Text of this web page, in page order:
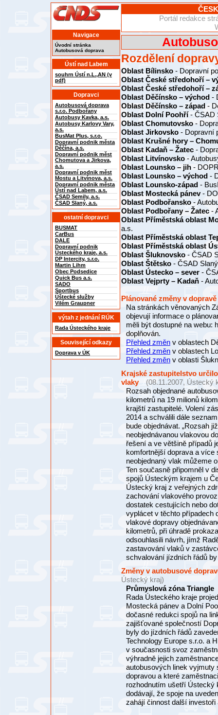
Navigace
Úvodní stránka
Autobusová doprava
Ústí nad Labem
souhrn Ústí n.L.,AN (v
pdf)
Dopravci
Autobusová doprava
s.r.o. Podbořany
Autobusy Kavka, a.s.
Autobusy Karlovy Vary,
a.s.
BusMat Plus, s.r.o.
Dopravní podnik města
Děčína, a.s.
Dopravní podnik měst
Chomutova a Jirkova,
a.s.
Dopravní podnik měst
Mostu a Litvínova, a.s.
Dopravní podnik města
Ústí nad Labem, a.s.
ČSAD Semily, a.s.
ČSAD Slaný, a.s.
ostatní dopravci
BUSMAT
CarBus
DALE
Dopravní podnik
Ústeckého kraje, a.s.
DP Intercity, s.r.o.
Martin Lihm
Obec Podsedice
Quick Bus a.s.
SADO
Sportbus
Úštecké služby
Vilém Graupner
výtah z jednání RÚK
Rada Ústeckého kraje
Související odkazy
Doprava v ÚK
Portál redakce
Rozdělení
Oblast Bílinsko - Dopravní
Oblast České středohoří –
Oblast České středohoří –
Oblast Děčínsko – východ -
Oblast Děčínsko – západ -
Oblast Dolní Poohří- ČSAD
Oblast Chomutovsko -
Oblast Jirkovsko - Dopravní
Oblast Krušné hory –
Oblast Kadaň – Žatec-
Oblast Litvínovsko-
Oblast Lounsko – jih -
Oblast Lounsko – východ -
Oblast Lounsko-západ -
Oblast Mostecká pánev-
Oblast Podbořansko-
Oblast Podbořany – Žatec -
Oblast Příměstská oblast
a.s.
Oblast Příměstská oblast
Oblast Příměstská oblast
Oblast Šluknovsko- ČSAD
Oblast Štětsko - ČSAD
Oblast Ústecko – sever -
Oblast Vejprty – Kadaň -
Plánované změny v dopravě
Na stránkách věnovaných
objevují informace o
měli být dostupné na webu:
doplňován.
Přehled změn v oblastech
Přehled změn v oblastech
Přehled změn v oblasti
Krajské zastupitelstvo
vlaky
(08.11.2007, Ústecký
Rozsah objednané
kilometrů na 19 milionů
krajští zastupitelé. Volení
2014 a schválili dále
bude objednávat. „Rozsah
neobjednávanou vlakovou
řešení a ve většině případů
komfortnější doprava a více
neobjednaný vlak můžeme
Ten současně připomněl v
spojů Ústeckým krajem u
Ústecký kraj z veřejných
zachování vlakového
dostatek cestujících nebo
vyplácet v těchto případech
vlakové dopravy
kilometrů, při úhradě
odsouhlasili návrh, jímž
zastavování vlaků v
schvalování jízdních řádů
Změny v autobusové
Ústecký kraj)
Průmyslová zóna Triangle
Rada Ústeckého kraje
Mostecká pánev a Dolní
dočasné redukci spojů na
zajišťované společností
byly do jízdních řádů
Technology Europe s.r.o. a
v současnosti svoz
výhradně jejich
autobusových linek vyjmuty
dopravou a které
rozhodnutím ušetří Ústecký
dodávají, že spoje na
zahájí činnost další